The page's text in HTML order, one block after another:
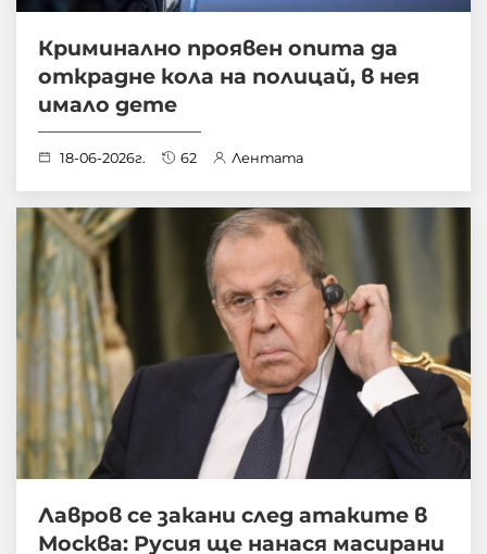
Криминално проявен опита да
открадне кола на полицай, в нея
имало дете
18-06-2026г. 62 Лентата
Лавров се закани след атаките в
Москва: Русия ще нанася масирани